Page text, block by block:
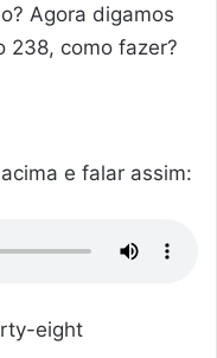
Agora digamos
238, como fazer?
e falar assim:
eight